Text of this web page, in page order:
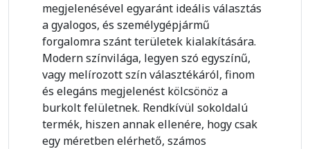
megjelenésével egyaránt ideális választás
a gyalogos, és személygépjármű
forgalomra szánt területek kialakítására.
Modern színvilága, legyen szó egyszínű,
vagy melírozott szín választékáról, finom
és elegáns megjelenést kölcsönöz a
burkolt felületnek. Rendkívül sokoldalú
termék, hiszen annak ellenére, hogy csak
egy méretben elérhető, számos